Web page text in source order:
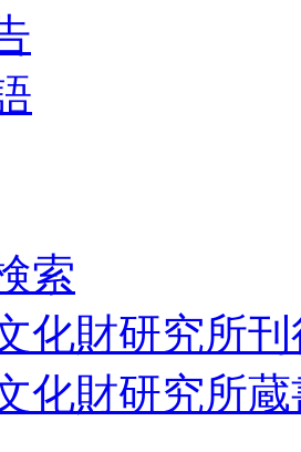
索
化財研究所
化財研究所